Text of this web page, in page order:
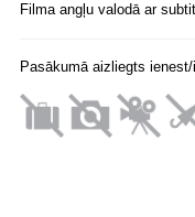
Filma angļu valodā ar
Pasākumā aizliegts